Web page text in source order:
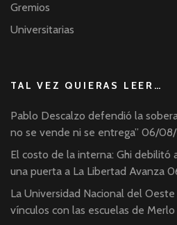
Gremios
Universitarias
TAL VEZ QUIERAS LEER…
Pablo Descalzo defendió la
no se vende ni se entrega” 06/
El costo de la interna: Ghi debilitó
una puerta a La Libertad Avanza
La Universidad Nacional del
vínculos con las escuelas de Merlo